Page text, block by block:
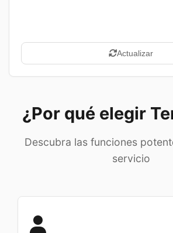
Actualizar
¿Por qué elegir
Descubra las funciones
servicio